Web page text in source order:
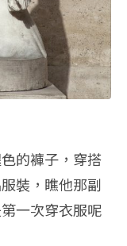
的褲子，穿搭
裝，瞧他那副
一次穿衣服呢